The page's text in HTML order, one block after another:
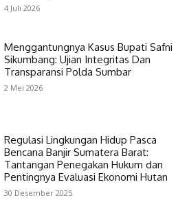
4 Juli 2026
Menggantungnya Kasus Bupati Safni
Sikumbang: Ujian Integritas Dan
Transparansi Polda Sumbar
2 Mei 2026
Regulasi Lingkungan Hidup Pasca
Bencana Banjir Sumatera Barat:
Tantangan Penegakan Hukum dan
Pentingnya Evaluasi Ekonomi Hutan
30 Desember 2025